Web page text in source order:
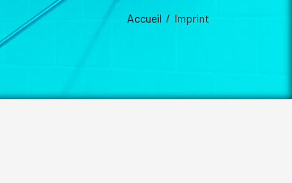
Accueil Imprint